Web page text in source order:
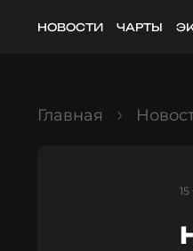
НОВОСТИ ЧАРТЫ
Главная